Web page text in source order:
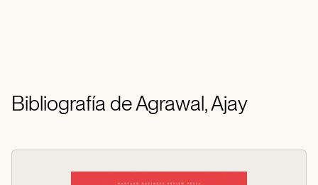
Bibliografía de Agrawal, Ajay